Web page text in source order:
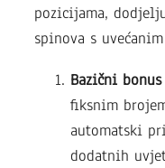
pozicijama,
spinova s
Bazični bonus
fiksnim
automatski
dodatnih